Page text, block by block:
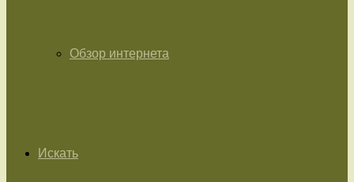
Обзор интернета
Искать